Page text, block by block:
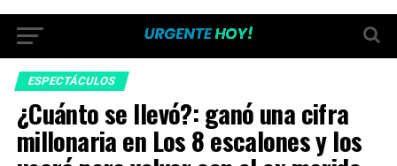
ESPECTÁCULOS
¿Cuánto se llevó?: ganó una cifra
millonaria en Los 8 escalones y los